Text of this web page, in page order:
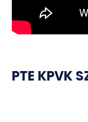
PTE KPVK